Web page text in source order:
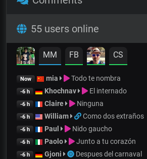
55 users online
MM FB CS
Now mia Todo te nombra
-6 h Khochnav El internado
-6 h Claire Ninguna
-6 h William Como dos extraños
-6 h Paul Nido gaucho
-6 h Paolo Junto a tu corazón
-6 h Gjoni Despues del carnaval